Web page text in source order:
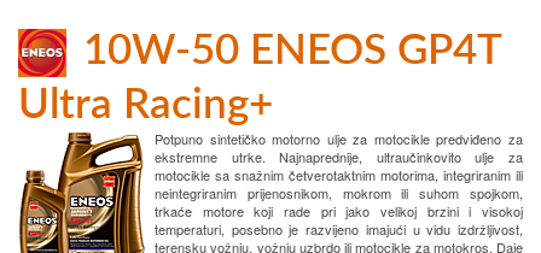
10W-50 ENEOS GP4T
Ultra Racing+
Potpuno sintetičko motorno ulje za motocikle predviđeno za
ekstremne utrke. Najnaprednije, ultraučinkovito ulje za
motocikle sa snažnim četverotaktnim motorima, integriranim ili
neintegriranim prijenosnikom, mokrom ili suhom spojkom,
trkaće motore koji rade pri jako velikoj brzini i visokoj
temperaturi, posebno je razvijeno imajući u vidu izdržljivost,
terensku vožnju, vožnju uzbrdo ili motocikle za motokros. Daje